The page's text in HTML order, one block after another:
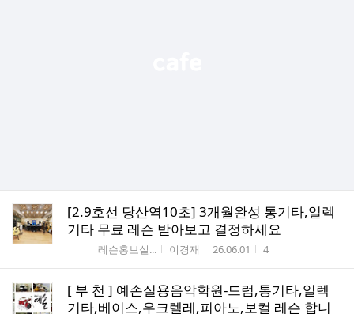
[2.9호선 당산역10초] 3개월완성 통기타,일렉
기타 무료 레슨 받아보고 결정하세요
게시판명
레슨홍보실... 작성자
이경재 작성시간
26.06.01 조회수
4
[ 부 천 ] 예손실용음악학원-드럼,통기타,일렉
기타,베이스,우크렐레,피아노,보컬 레슨 합니